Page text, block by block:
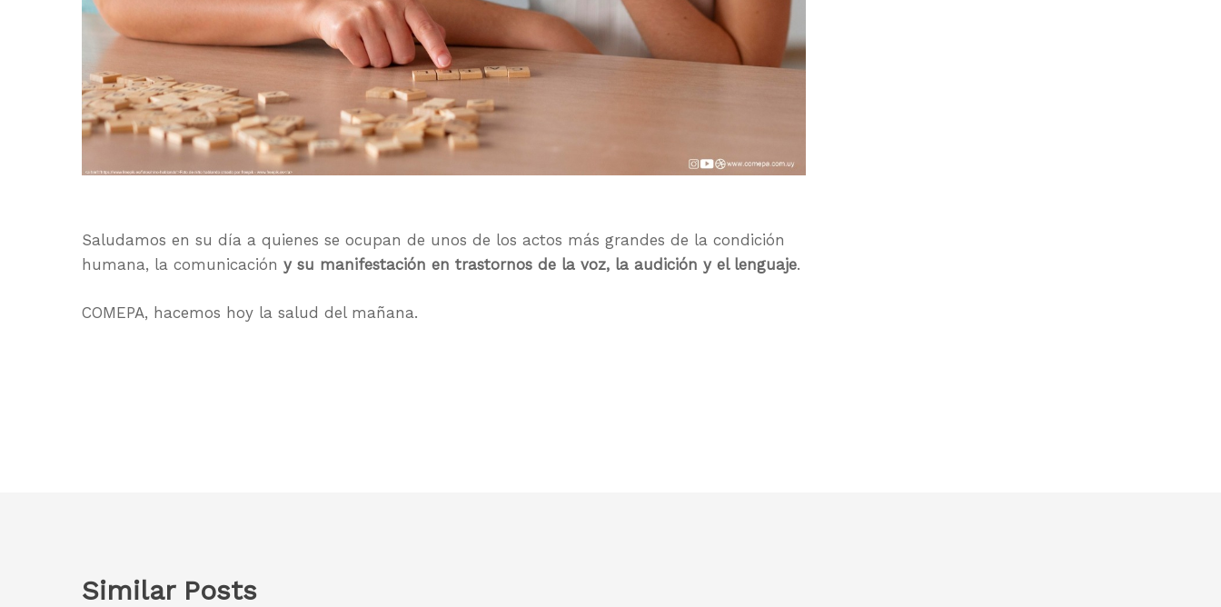
Saludamos en su día a quienes se ocupan de unos de los actos más grandes de la condición
humana, la comunicación y su manifestación en trastornos de la voz, la audición y el lenguaje.
COMEPA, hacemos hoy la salud del mañana.
Similar Posts